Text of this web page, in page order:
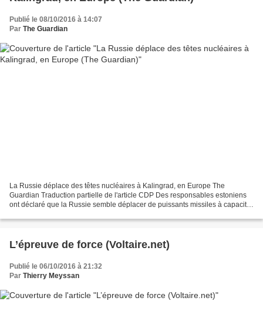
Publié le 08/10/2016 à 14:07
Par The Guardian
La Russie déplace des têtes nucléaires à Kalingrad, en Europe The
Guardian Traduction partielle de l'article CDP Des responsables estoniens
ont déclaré que la Russie semble déplacer de puissants missiles à capacité
L’épreuve de force (Voltaire.net)
Publié le 06/10/2016 à 21:32
Par Thierry Meyssan